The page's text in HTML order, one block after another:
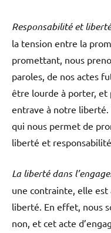
Responsabilité et
la tension entre la
promettant, nous
paroles, de nos actes
être lourde à porter, et
entrave à notre
qui nous permet de
liberté et
La liberté dans
une contrainte, elle
liberté. En effet, nous
non, et cet acte